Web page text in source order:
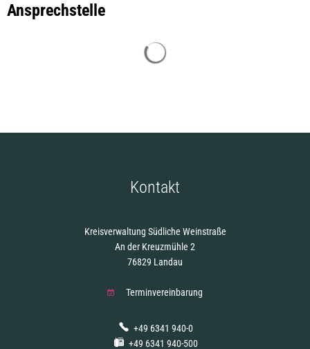
Ansprechstelle
Kontakt
Kreisverwaltung Südliche Weinstraße
An der Kreuzmühle 2
76829 Landau
Terminvereinbarung
+49 6341 940-0
+49 6341 940-500